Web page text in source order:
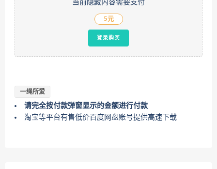
当前隐藏内容需要支付
5元
登录购买
一绳所爱
请完全按付款弹窗显示的金额进行付款
淘宝等平台有售低价百度网盘账号提供高速下载